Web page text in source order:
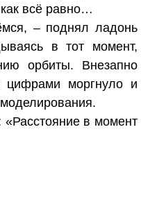
всё равно…
– поднял ладонь
в тот момент,
орбиты. Внезапно
цифрами моргнуло и
«Расстояние в момент